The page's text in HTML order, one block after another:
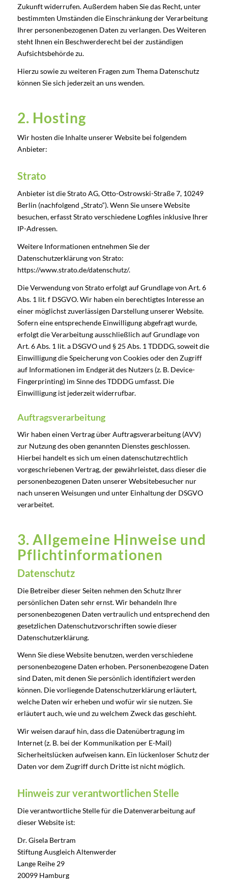
Zukunft widerrufen. Außerdem haben Sie das Recht, unter
bestimmten Umständen die Einschränkung der Verarbeitung
Ihrer personenbezogenen Daten zu verlangen. Des Weiteren
steht Ihnen ein Beschwerderecht bei der zuständigen
Aufsichtsbehörde zu.
Hierzu sowie zu weiteren Fragen zum Thema Datenschutz
können Sie sich jederzeit an uns wenden.
2. Hosting
Wir hosten die Inhalte unserer Website bei folgendem
Anbieter:
Strato
Anbieter ist die Strato AG, Otto-Ostrowski-Straße 7, 10249
Berlin (nachfolgend „Strato“). Wenn Sie unsere Website
besuchen, erfasst Strato verschiedene Logfiles inklusive Ihrer
IP-Adressen.
Weitere Informationen entnehmen Sie der
Datenschutzerklärung von Strato:
https://www.strato.de/datenschutz/.
Die Verwendung von Strato erfolgt auf Grundlage von Art. 6
Abs. 1 lit. f DSGVO. Wir haben ein berechtigtes Interesse an
einer möglichst zuverlässigen Darstellung unserer Website.
Sofern eine entsprechende Einwilligung abgefragt wurde,
erfolgt die Verarbeitung ausschließlich auf Grundlage von
Art. 6 Abs. 1 lit. a DSGVO und § 25 Abs. 1 TDDDG, soweit die
Einwilligung die Speicherung von Cookies oder den Zugriff
auf Informationen im Endgerät des Nutzers (z. B. Device-
Fingerprinting) im Sinne des TDDDG umfasst. Die
Einwilligung ist jederzeit widerrufbar.
Auftragsverarbeitung
Wir haben einen Vertrag über Auftragsverarbeitung (AVV)
zur Nutzung des oben genannten Dienstes geschlossen.
Hierbei handelt es sich um einen datenschutzrechtlich
vorgeschriebenen Vertrag, der gewährleistet, dass dieser die
personenbezogenen Daten unserer Websitebesucher nur
nach unseren Weisungen und unter Einhaltung der DSGVO
verarbeitet.
3. Allgemeine Hinweise und
Pflicht­informationen
Datenschutz
Die Betreiber dieser Seiten nehmen den Schutz Ihrer
persönlichen Daten sehr ernst. Wir behandeln Ihre
personenbezogenen Daten vertraulich und entsprechend den
gesetzlichen Datenschutzvorschriften sowie dieser
Datenschutzerklärung.
Wenn Sie diese Website benutzen, werden verschiedene
personenbezogene Daten erhoben. Personenbezogene Daten
sind Daten, mit denen Sie persönlich identifiziert werden
können. Die vorliegende Datenschutzerklärung erläutert,
welche Daten wir erheben und wofür wir sie nutzen. Sie
erläutert auch, wie und zu welchem Zweck das geschieht.
Wir weisen darauf hin, dass die Datenübertragung im
Internet (z. B. bei der Kommunikation per E-Mail)
Sicherheitslücken aufweisen kann. Ein lückenloser Schutz der
Daten vor dem Zugriff durch Dritte ist nicht möglich.
Hinweis zur verantwortlichen Stelle
Die verantwortliche Stelle für die Datenverarbeitung auf
dieser Website ist:
Dr. Gisela Bertram
Stiftung Ausgleich Altenwerder
Lange Reihe 29
20099 Hamburg